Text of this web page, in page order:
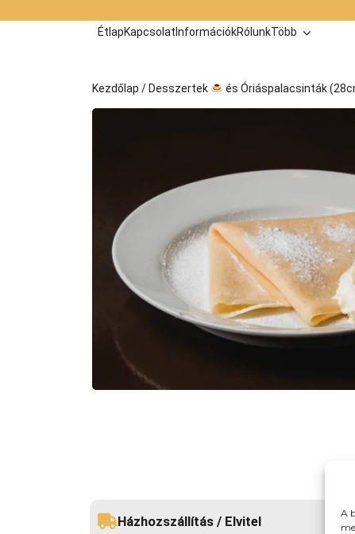
A
a
ÉtlapKapcsolat InformációkRólunkTöbb
Kezdőlap /Desszertek és Óriáspalacsinták
Házhozszállítás / Elvitel